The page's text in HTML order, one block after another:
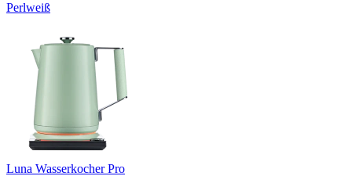
Perlweiß
Luna Wasserkocher Pro